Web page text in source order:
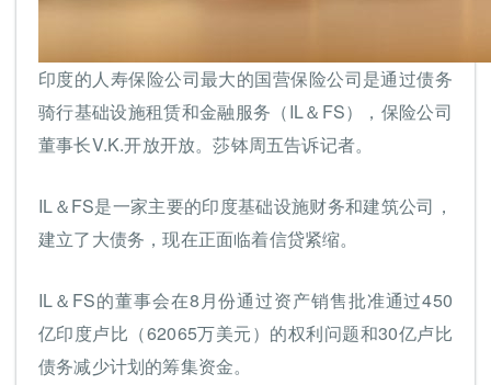
印度的人寿保险公司最大的国营保险公司是通过债务
骑行基础设施租赁和金融服务（IL＆FS），保险公司
董事长V.K.开放开放。莎钵周五告诉记者。
IL＆FS是一家主要的印度基础设施财务和建筑公司，
建立了大债务，现在正面临着信贷紧缩。
IL＆FS的董事会在8月份通过资产销售批准通过450
亿印度卢比（62065万美元）的权利问题和30亿卢比
债务减少计划的筹集资金。